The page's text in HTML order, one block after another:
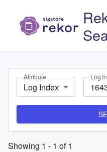
Attribute
Log Index
Log
Showing 1 - 1 of1